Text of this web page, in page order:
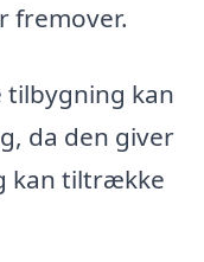
fremover.
tilbygning kan
da den giver
kan tiltrække